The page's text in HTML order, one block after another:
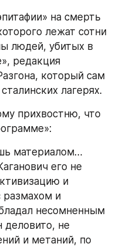
на смерть
лежат сотни
людей, убитых в
редакция
который сам
лагерях.
прихвостню, что
материалом…
его не
и
размахом и
несомненным
деловито, не
и метаний, по